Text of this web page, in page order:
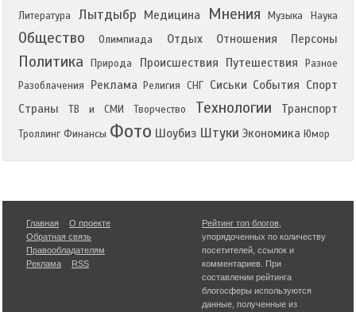
Литература Лытдыбр Медицина Мнения Музыка Наука
Общество Олимпиада Отдых Отношения Персоны
Политика Природа Происшествия Путешествия
Разное
Разоблачения
Реклама Религия СНГ Сиськи События Спорт
Страны
ТВ и СМИ Творчество Технологии Транспорт
Троллинг Финансы Фото Шоубиз Штуки Экономика Юмор
Главная
О проекте
Обратная связь
Правообладателям
Реклама
RSS
Рейтинг топ блогов
упорядоченных по количеству
посетителей, ссылок и
комментариев. При
составлении рейтинга
блогосферы используются
данные, полученные из